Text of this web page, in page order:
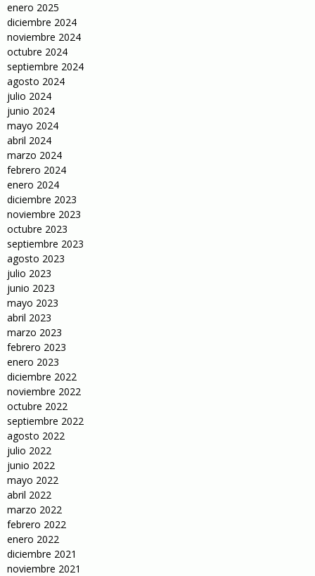
enero 2025
diciembre 2024
noviembre 2024
octubre 2024
septiembre 2024
agosto 2024
julio 2024
junio 2024
mayo 2024
abril 2024
marzo 2024
febrero 2024
enero 2024
diciembre 2023
noviembre 2023
octubre 2023
septiembre 2023
agosto 2023
julio 2023
junio 2023
mayo 2023
abril 2023
marzo 2023
febrero 2023
enero 2023
diciembre 2022
noviembre 2022
octubre 2022
septiembre 2022
agosto 2022
julio 2022
junio 2022
mayo 2022
abril 2022
marzo 2022
febrero 2022
enero 2022
diciembre 2021
noviembre 2021